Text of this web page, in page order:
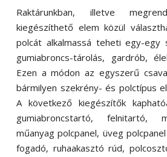
Raktárunkban, illetve
kiegészíthető elem közül
polcát alkalmassá teheti egy-egy
gumiabroncs-tárolás, gardrób,
Ezen a módon az egyszerű
bármilyen szekrény- és polctípus
A következő kiegészítők
gumiabroncstartó, felnitartó,
műanyag polcpanel, üveg
fogadó, ruhaakasztó rúd,